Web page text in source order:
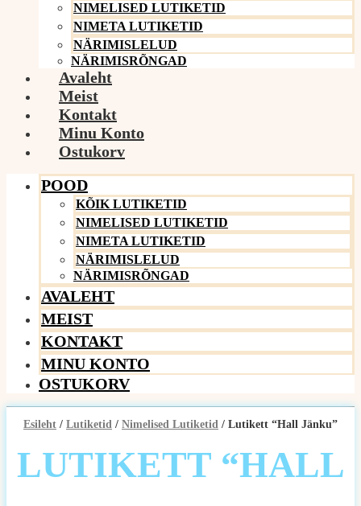
NIMELISED LUTIKETID
NIMETA LUTIKETID
NÄRIMISLELUD
NÄRIMISRÕNGAD
Avaleht
Meist
Kontakt
Minu Konto
Ostukorv
POOD
KÕIK LUTIKETID
NIMELISED LUTIKETID
NIMETA LUTIKETID
NÄRIMISLELUD
NÄRIMISRÕNGAD
AVALEHT
MEIST
KONTAKT
MINU KONTO
OSTUKORV
Esileht / Lutiketid / Nimelised Lutiketid / Lutikett “Hall Jänku”
LUTIKETT “HALL